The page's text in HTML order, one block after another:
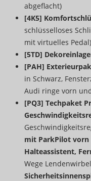
abgeflacht)
[4K5]
schlüsselloses
mit virtuelles Pedal)
[5TD]
[PAH]
in Schwarz,
Audi ringe vorn
[PQ3] Techpaket
mit ParkPilot
Halteassistent,
Wege